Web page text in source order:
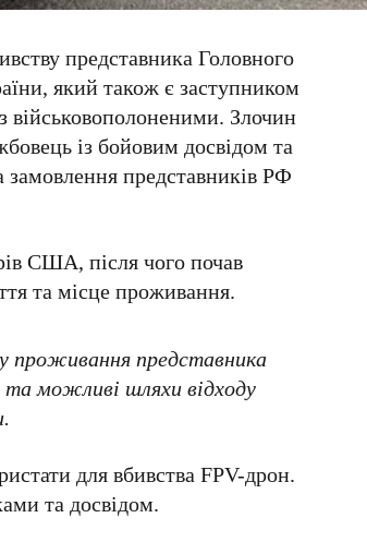
представника Головного
який також є заступником
військовополоненими. Злочин
із бойовим досвідом та
замовлення представниківРФ
США, після чого почав
та місце проживання.
проживання представника
можливі шляхи відходу
для вбивстваFPV-дрон.
та досвідом.